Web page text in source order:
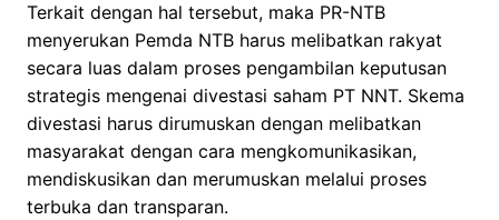
Terkait dengan hal tersebut, maka PR-NTB
menyerukan Pemda NTB harus melibatkan rakyat
secara luas dalam proses pengambilan keputusan
strategis mengenai divestasi saham PT NNT. Skema
divestasi harus dirumuskan dengan melibatkan
masyarakat dengan cara mengkomunikasikan,
mendiskusikan dan merumuskan melalui proses
terbuka dan transparan.